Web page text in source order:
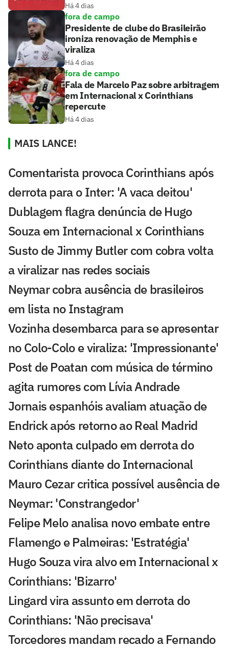
Há 4 dias
fora de campo
Presidente de clube do Brasileirão
ironiza renovação de Memphis e
viraliza
Há 4 dias
fora de campo
Fala de Marcelo Paz sobre arbitragem
em Internacional x Corinthians
repercute
Há 4 dias
MAIS LANCE!
Comentarista provoca Corinthians após
derrota para o Inter: 'A vaca deitou'
Dublagem flagra denúncia de Hugo
Souza em Internacional x Corinthians
Susto de Jimmy Butler com cobra volta
a viralizar nas redes sociais
Neymar cobra ausência de brasileiros
em lista no Instagram
Vozinha desembarca para se apresentar
no Colo-Colo e viraliza: 'Impressionante'
Post de Poatan com música de término
agita rumores com Lívia Andrade
Jornais espanhóis avaliam atuação de
Endrick após retorno ao Real Madrid
Neto aponta culpado em derrota do
Corinthians diante do Internacional
Mauro Cezar critica possível ausência de
Neymar: 'Constrangedor'
Felipe Melo analisa novo embate entre
Flamengo e Palmeiras: 'Estratégia'
Hugo Souza vira alvo em Internacional x
Corinthians: 'Bizarro'
Lingard vira assunto em derrota do
Corinthians: 'Não precisava'
Torcedores mandam recado a Fernando